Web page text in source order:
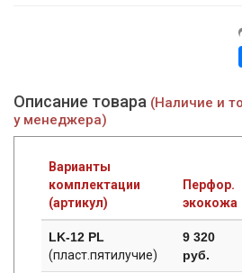
Описание товара (Наличие и
у менеджера)
Варианты
комплектации
(артикул)
Перфор.
экокожа
LK-12 PL
(пласт.пятилучие)
9 320
руб.